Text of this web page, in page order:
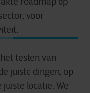
voor
testen van
juiste dingen, op
locatie. We